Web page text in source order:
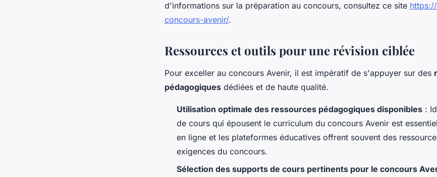
d'informations sur la préparation au concours, consultez ce site
concours-avenir/.
Ressources et outils pour une révision ciblée
Pour exceller au concours Avenir, il est impératif de s'appuyer sur des
pédagogiques dédiées et de haute qualité.
Utilisation optimale des ressources pédagogiques disponibles :
de cours qui épousent le curriculum du concours Avenir est
en ligne et les plateformes éducatives offrent souvent des
exigences du concours.
Sélection des supports de cours pertinents pour le concours